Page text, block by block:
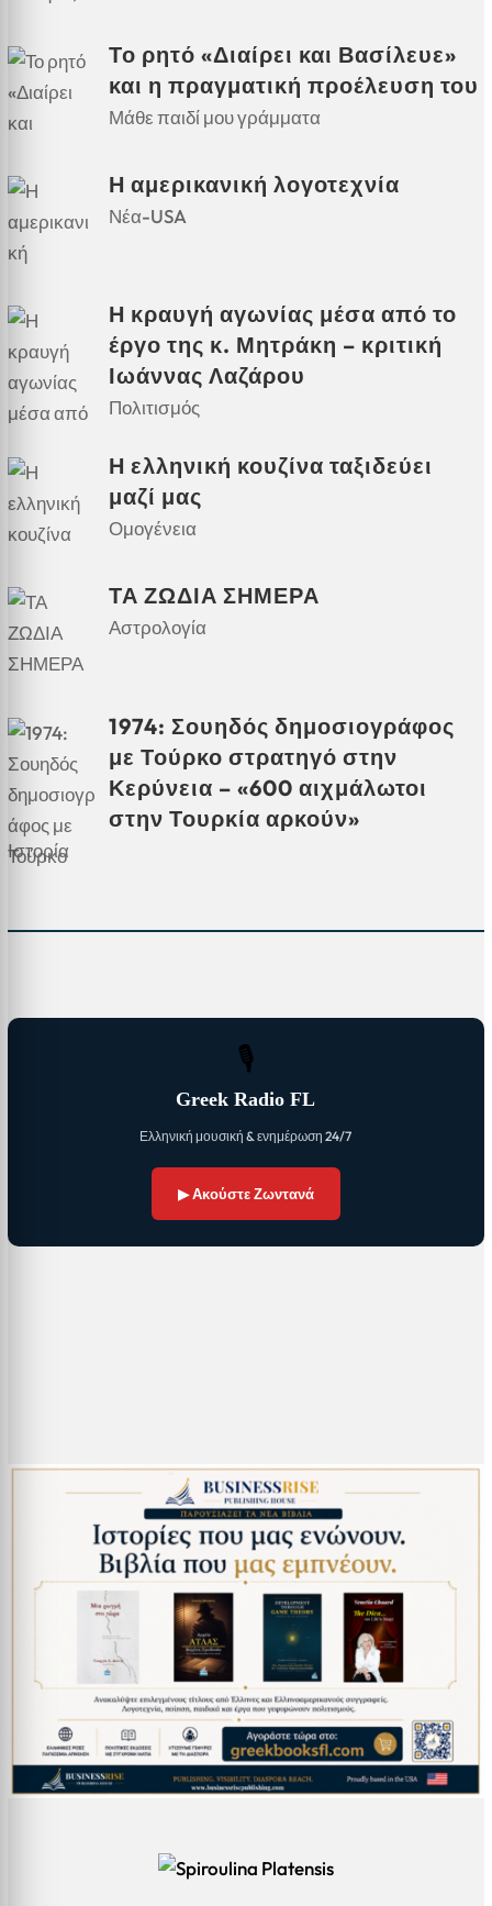
Το ρητό «Διαίρει και Βασίλευε»
και η πραγματική προέλευση του
Μάθε παιδί μου γράμματα
Η αμερικανική λογοτεχνία
Νέα-USA
Η κραυγή αγωνίας μέσα από το
έργο της κ. Μητράκη – κριτική
Ιωάννας Λαζάρου
Πολιτισμός
Η ελληνική κουζίνα ταξιδεύει
μαζί μας
Ομογένεια
ΤΑ ΖΩΔΙΑ ΣΗΜΕΡΑ
Αστρολογία
1974: Σουηδός δημοσιογράφος
με Τούρκο στρατηγό στην
Κερύνεια – «600 αιχμάλωτοι
στην Τουρκία αρκούν»
Ιστορία
🎙
Greek Radio FL
Ελληνική μουσική & ενημέρωση 24/7
▶ Ακούστε Ζωντανά